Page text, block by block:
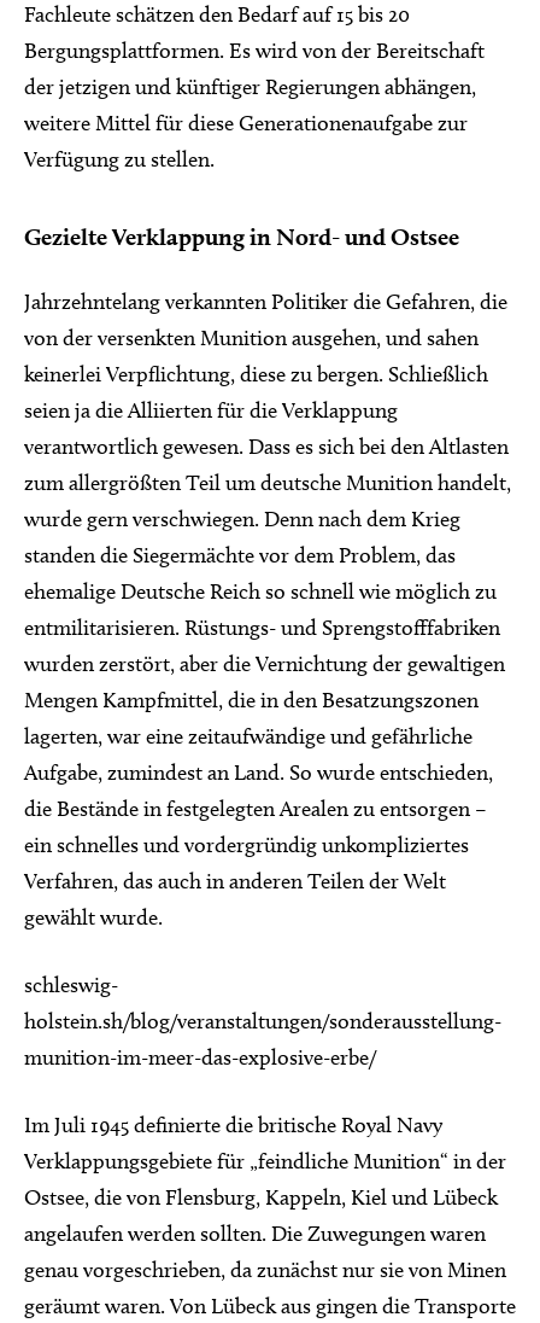
Fachleute schätzen den Bedarf auf 15 bis 20
Bergungsplattformen. Es wird von der Bereitschaft
der jetzigen und künftiger Regierungen abhängen,
weitere Mittel für diese Generationenaufgabe zur
Verfügung zu stellen.
Gezielte Verklappung in Nord- und Ostsee
Jahrzehntelang verkannten Politiker die Gefahren, die
von der versenkten Munition ausgehen, und sahen
keinerlei Verpflichtung, diese zu bergen. Schließlich
seien ja die Alliierten für die Verklappung
verantwortlich gewesen. Dass es sich bei den Altlasten
zum allergrößten Teil um deutsche Munition handelt,
wurde gern verschwiegen. Denn nach dem Krieg
standen die Siegermächte vor dem Problem, das
ehemalige Deutsche Reich so schnell wie möglich zu
entmilitarisieren. Rüstungs- und Sprengstofffabriken
wurden zerstört, aber die Vernichtung der gewaltigen
Mengen Kampfmittel, die in den Besatzungszonen
lagerten, war eine zeitaufwändige und gefährliche
Aufgabe, zumindest an Land. So wurde entschieden,
die Bestände in festgelegten Arealen zu entsorgen –
ein schnelles und vordergründig unkompliziertes
Verfahren, das auch in anderen Teilen der Welt
gewählt wurde.
schleswig-
holstein.sh/blog/veranstaltungen/sonderausstellung-
munition-im-meer-das-explosive-erbe/
Im Juli 1945 definierte die britische Royal Navy
Verklappungsgebiete für „feindliche Munition“ in der
Ostsee, die von Flensburg, Kappeln, Kiel und Lübeck
angelaufen werden sollten. Die Zuwegungen waren
genau vorgeschrieben, da zunächst nur sie von Minen
geräumt waren. Von Lübeck aus gingen die Transporte